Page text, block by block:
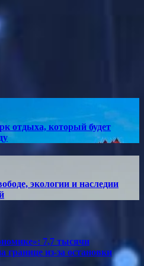
отдыха, который будет
экологии и наследии
7,7 тысячи
границе из-за остановки